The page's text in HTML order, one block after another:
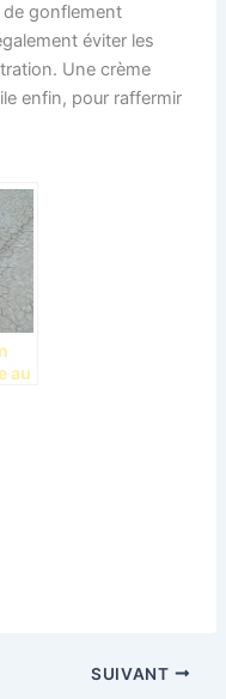
de gonflement
éviter les
Une crème
enfin, pour raffermir
au
SUIVANT